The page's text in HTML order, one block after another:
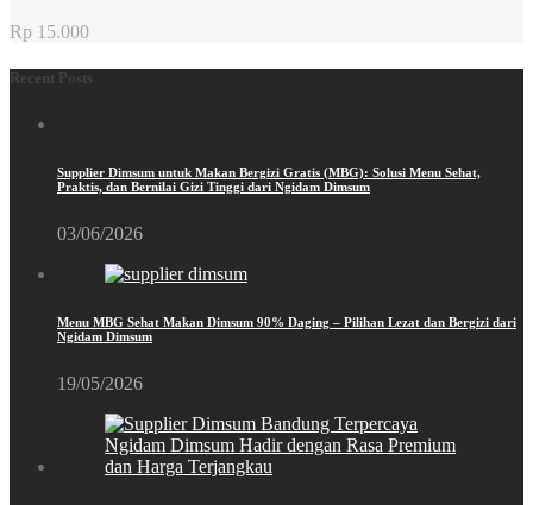
Rp 15.000
Recent Posts
Supplier Dimsum untuk Makan Bergizi Gratis (MBG): Solusi Menu Sehat,
Praktis, dan Bernilai Gizi Tinggi dari Ngidam Dimsum
03/06/2026
Menu MBG Sehat Makan Dimsum 90% Daging – Pilihan Lezat dan Bergizi dari
Ngidam Dimsum
19/05/2026